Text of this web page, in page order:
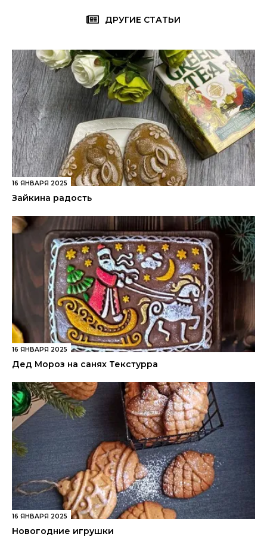
ДРУГИЕ СТАТЬИ
16 ЯНВАРЯ 2025
Зайкина радость
16 ЯНВАРЯ 2025
Дед Мороз на санях Текстурра
16 ЯНВАРЯ 2025
Новогодние игрушки